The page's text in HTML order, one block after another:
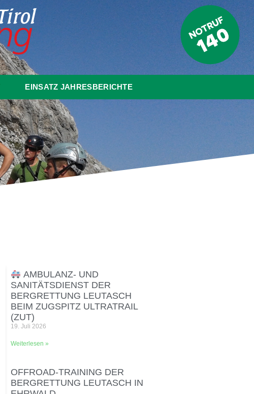
EINSATZ JAHRESBERICHTE
AMBULANZ- UND
SANITÄTSDIENST DER
BERGRETTUNG LEUTASCH
BEIM ZUGSPITZ ULTRATRAIL
(ZUT)
19. Juli 2026
Weiterlesen »
OFFROAD‑TRAINING DER
BERGRETTUNG LEUTASCH IN